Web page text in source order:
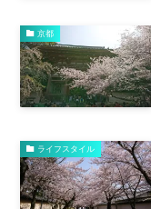
京都
ライフスタイル